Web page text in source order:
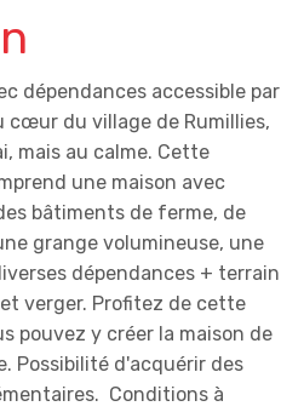
dépendances accessible par
cœur du village de Rumillies,
mais au calme. Cette
une maison avec
bâtiments de ferme, de
grange volumineuse, une
dépendances + terrain
verger. Profitez de cette
pouvez y créer la maison de
Possibilité d'acquérir des
Conditions à